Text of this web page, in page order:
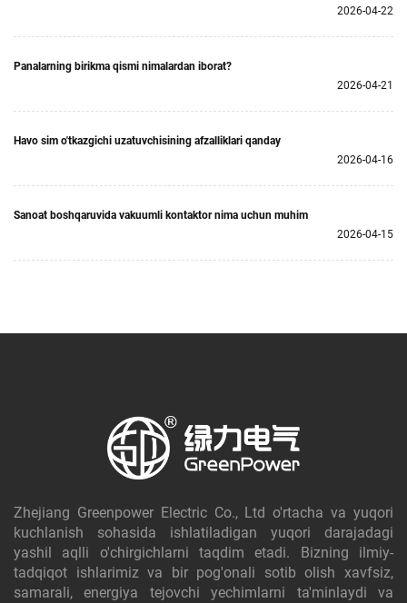
2026-04-22
Panalarning birikma qismi nimalardan iborat?
2026-04-21
Havo sim o'tkazgichi uzatuvchisining afzalliklari qanday
2026-04-16
Sanoat boshqaruvida vakuumli kontaktor nima uchun muhim
2026-04-15
Zhejiang Greenpower Electric Co., Ltd o'rtacha va yuqori
kuchlanish sohasida ishlatiladigan yuqori darajadagi
yashil aqlli o'chirgichlarni taqdim etadi. Bizning ilmiy-
tadqiqot ishlarimiz va bir pog'onali sotib olish xavfsiz,
samarali, energiya tejovchi yechimlarni ta'minlaydi va